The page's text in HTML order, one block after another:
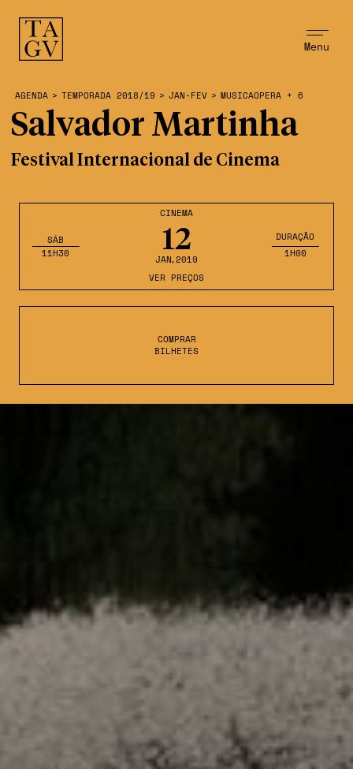
Menu
CINEMA
12
JAN,2019
SÁB
11H30
DURAÇÃO
1H00
VER PREÇOS
COMPRAR
BILHETES
AGENDA > TEMPORADA 2018/19 > JAN-FEV > MUSICAOPERA + 6
Salvador Martinha
Festival Internacional de Cinema